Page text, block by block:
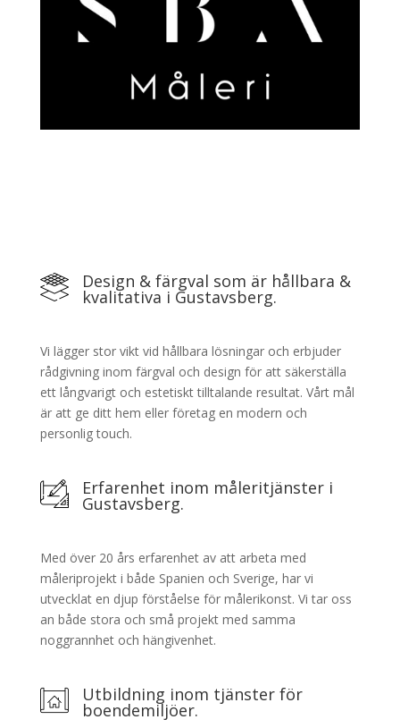
Design & färgval som är hållbara &
kvalitativa i Gustavsberg.
Vi lägger stor vikt vid hållbara lösningar och erbjuder
rådgivning inom färgval och design för att säkerställa
ett långvarigt och estetiskt tilltalande resultat. Vårt mål
är att ge ditt hem eller företag en modern och
personlig touch.
Erfarenhet inom måleritjänster i
Gustavsberg.
Med över 20 års erfarenhet av att arbeta med
måleriprojekt i både Spanien och Sverige, har vi
utvecklat en djup förståelse för målerikonst. Vi tar oss
an både stora och små projekt med samma
noggrannhet och hängivenhet.
Utbildning inom tjänster för
boendemiljöer.